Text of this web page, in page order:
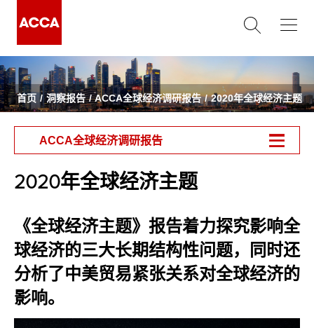
首页 洞察报告 ACCA全球经济调研报告 2020年全球经济主题
ACCA全球经济调研报告
2020年全球经济主题
《全球经济主题》报告着力探究影响全
球经济的三大长期结构性问题，同时还
分析了中美贸易紧张关系对全球经济的
影响。